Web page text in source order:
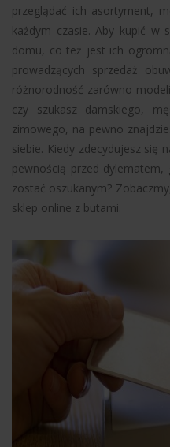
przeglądać ich asortyment,
każdym czasie. Aby kupić w
domu, co też jest ich
prowadzących sprzedaż
różnorodność zarówno
czy szukasz damskiego,
zimowego, na pewno
siebie. Kiedy zdecydujesz się
pewnością przed
zostać oszukanym?
sklep online z butami.